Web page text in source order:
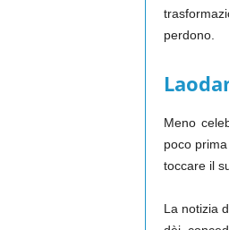
perdono.
Meno
poco
toccare il
La notizia